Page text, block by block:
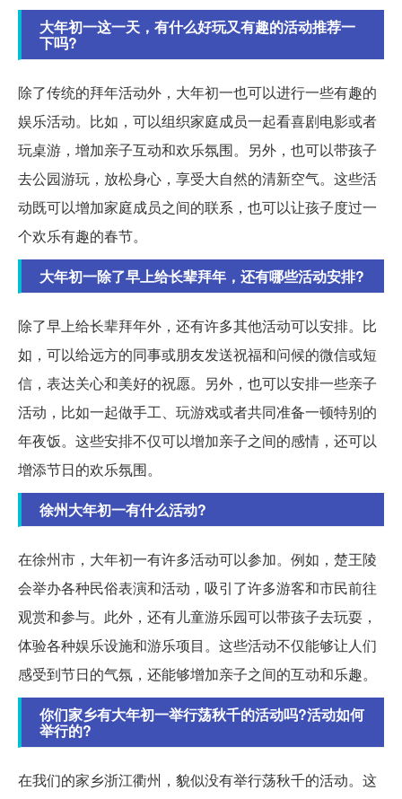
大年初一这一天，有什么好玩又有趣的活动推荐一
下吗?
除了传统的拜年活动外，大年初一也可以进行一些有趣的
娱乐活动。比如，可以组织家庭成员一起看喜剧电影或者
玩桌游，增加亲子互动和欢乐氛围。另外，也可以带孩子
去公园游玩，放松身心，享受大自然的清新空气。这些活
动既可以增加家庭成员之间的联系，也可以让孩子度过一
个欢乐有趣的春节。
大年初一除了早上给长辈拜年，还有哪些活动安排?
除了早上给长辈拜年外，还有许多其他活动可以安排。比
如，可以给远方的同事或朋友发送祝福和问候的微信或短
信，表达关心和美好的祝愿。另外，也可以安排一些亲子
活动，比如一起做手工、玩游戏或者共同准备一顿特别的
年夜饭。这些安排不仅可以增加亲子之间的感情，还可以
增添节日的欢乐氛围。
徐州大年初一有什么活动?
在徐州市，大年初一有许多活动可以参加。例如，楚王陵
会举办各种民俗表演和活动，吸引了许多游客和市民前往
观赏和参与。此外，还有儿童游乐园可以带孩子去玩耍，
体验各种娱乐设施和游乐项目。这些活动不仅能够让人们
感受到节日的气氛，还能够增加亲子之间的互动和乐趣。
你们家乡有大年初一举行荡秋千的活动吗?活动如何
举行的?
在我们的家乡浙江衢州，貌似没有举行荡秋千的活动。这